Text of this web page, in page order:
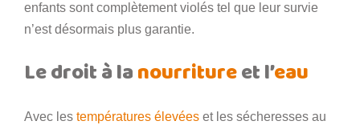
enfants sont complètement violés tel que leur survie
n’est désormais plus garantie.
Le droit à lanourritureet l’eau
Avec les températures élevées et les sécheresses au